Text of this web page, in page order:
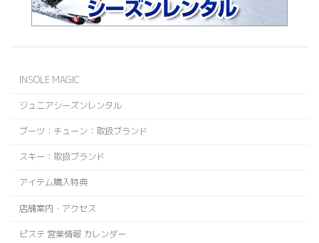
INSOLE MAGIC
ジュニアシーズンレンタル
ブーツ：チューン：取扱ブランド
スキー：取扱ブランド
アイテム購入特典
店舗案内・アクセス
ピステ 営業情報 カレンダー